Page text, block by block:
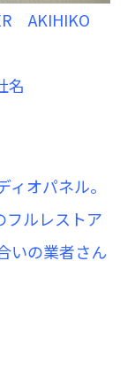
AKIHIKO
名
オパネル。
フルレストア
いの業者さん